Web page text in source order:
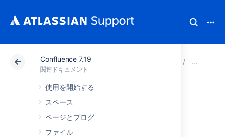
Confluence 7.19
関連ドキュメント
使用を開始する
スペース
ページとブログ
ファイル
アトラシアン サポート
XSRF 保護を設定
する